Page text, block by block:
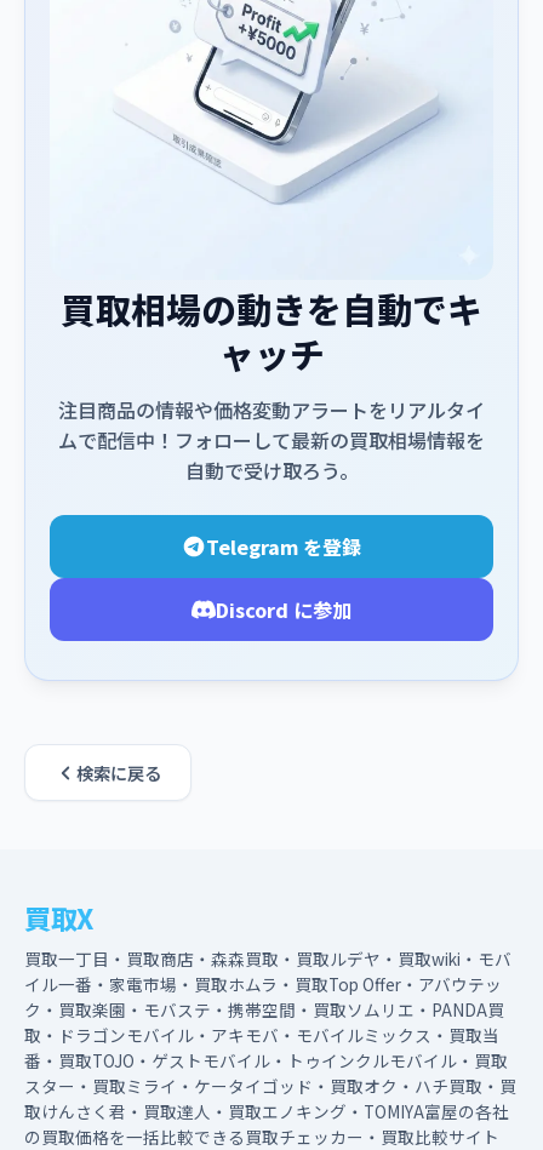
買取相場の動きを自動でキ
ャッチ
注目商品の情報や価格変動アラートをリアルタイ
ムで配信中！フォローして最新の買取相場情報を
自動で受け取ろう。
Telegram を登録
Discord に参加
検索に戻る
買取X
買取一丁目・買取商店・森森買取・買取ルデヤ・買取wiki・モバ
イル一番・家電市場・買取ホムラ・買取Top Offer・アバウテッ
ク・買取楽園・モバステ・携帯空間・買取ソムリエ・PANDA買
取・ドラゴンモバイル・アキモバ・モバイルミックス・買取当
番・買取TOJO・ゲストモバイル・トゥインクルモバイル・買取
スター・買取ミライ・ケータイゴッド・買取オク・ハチ買取・買
取けんさく君・買取達人・買取エノキング・TOMIYA富屋の各社
の買取価格を一括比較できる買取チェッカー・買取比較サイト